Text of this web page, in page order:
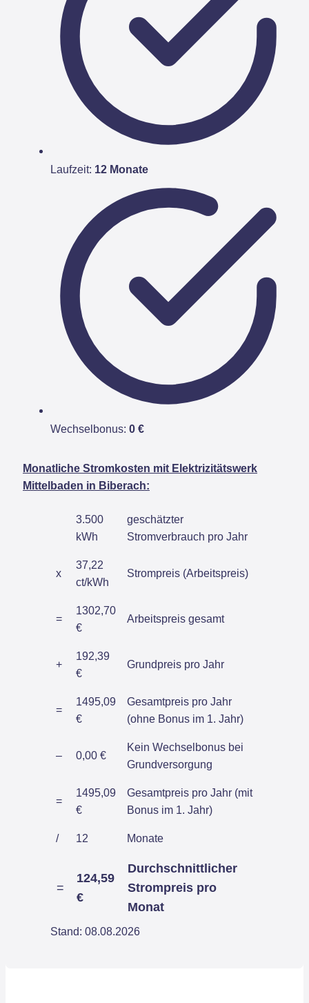
Laufzeit: 12 Monate
Wechselbonus: 0 €
Monatliche Stromkosten mit Elektrizitätswerk
Mittelbaden in Biberach:
3.500
kWh
geschätzter
Stromverbrauch pro Jahr
x
37,22
ct/kWh
Strompreis (Arbeitspreis)
=
1302,70
€
Arbeitspreis gesamt
+
192,39
€
Grundpreis pro Jahr
=
1495,09
€
Gesamtpreis pro Jahr
(ohne Bonus im 1. Jahr)
– 0,00 €
Kein Wechselbonus bei
Grundversorgung
=
1495,09
€
Gesamtpreis pro Jahr (mit
Bonus im 1. Jahr)
/ 12 Monate
=
124,59
€
Durchschnittlicher
Strompreis pro
Monat
Stand: 08.08.2026